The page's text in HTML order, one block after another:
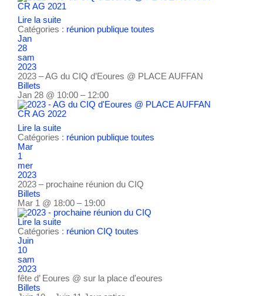
CR AG 2021
Lire la suite
Catégories : réunion publique toutes
Jan
28
sam
2023
2023 – AG du CIQ d’Eoures @ PLACE AUFFAN
Billets
Jan 28 @ 10:00 – 12:00
CR AG 2022
Lire la suite
Catégories : réunion publique toutes
Mar
1
mer
2023
2023 – prochaine réunion du CIQ
Billets
Mar 1 @ 18:00 – 19:00
Lire la suite
Catégories : réunion CIQ toutes
Juin
10
sam
2023
fête d’ Eoures @ sur la place d'eoures
Billets